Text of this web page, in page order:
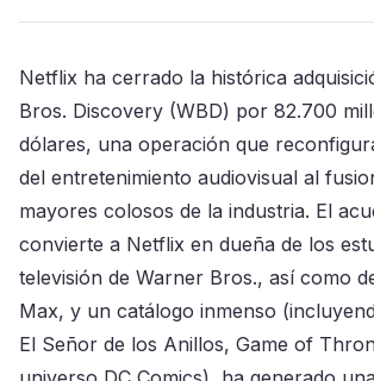
Netflix ha cerrado la histórica
Bros. Discovery (WBD) por 82.700
dólares, una operación que
del entretenimiento audiovisual al
mayores colosos de la industria. El
convierte a Netflix en dueña de los
televisión de Warner Bros., así como
Max, y un catálogo inmenso
El Señor de los Anillos, Game of